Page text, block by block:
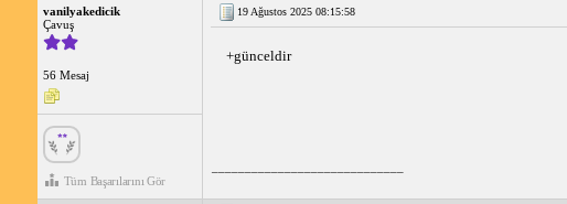
vanilyakedicik
Çavuş
56 Mesaj
Tüm Başarılarını Gör
19 Ağustos 2025 08:15:58
+günceldir